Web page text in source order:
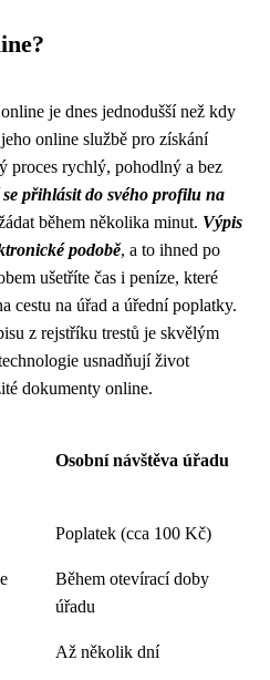
je dnes jednodušší než kdy
online službě pro získání
proces rychlý, pohodlný a bez
se přihlásit do svého profilu na
během několika minut. Výpis
podobě, a to ihned po
ušetříte čas i peníze, které
cestu na úřad a úřední poplatky.
z rejstříku trestů je skvělým
usnadňují život
dokumenty online.
Osobní návštěva úřadu
Poplatek (cca 100 Kč)
Během otevírací doby
úřadu
Až několik dní